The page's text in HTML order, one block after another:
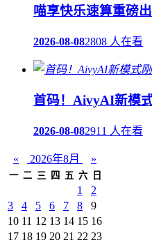
喵享快乐速算重磅出
2026-08-082808 人在看
首码！AivyAI新模
2026-08-082911 人在看
« 2026年8月 »
一 二 三 四 五 六 日
1
2
3
4 5 6 7 8
9
10 11 12 13 14 15 16
17 18 19 20 21 22 23